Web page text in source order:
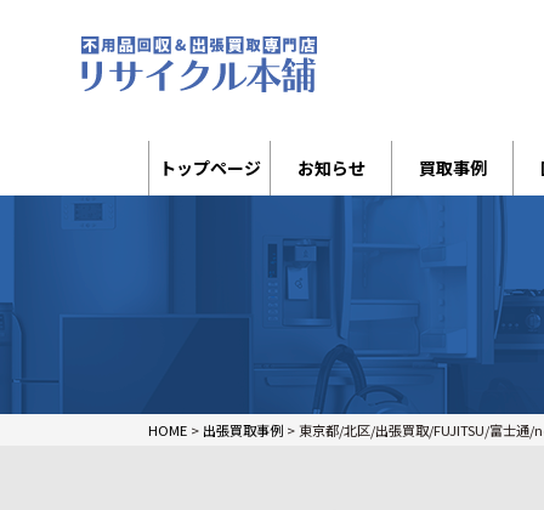
トップページ お知らせ 買取事例
HOME > 出張買取事例 > 東京都/北区/出張買取/FUJITSU/富士通